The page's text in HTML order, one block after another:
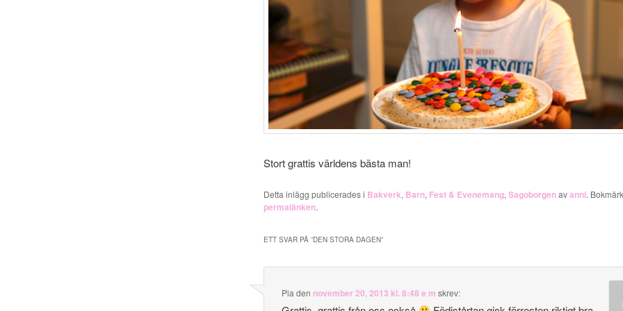
Stort grattis världens bästa man!
Detta inlägg publicerades i Bakverk, Barn, Fest & Evenemang,Sagoborgenavanni.
permalänken.
ETT SVAR PÅ ”DEN STORA DAGEN”
Pia den november 20, 2013 kl. 8:48 e m skrev: